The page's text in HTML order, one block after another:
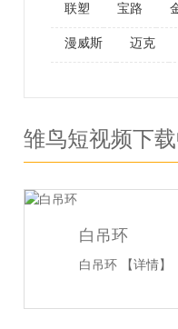
联塑 宝路
漫威斯 迈克
雏鸟短视频下
白吊环
白吊环 【详情】